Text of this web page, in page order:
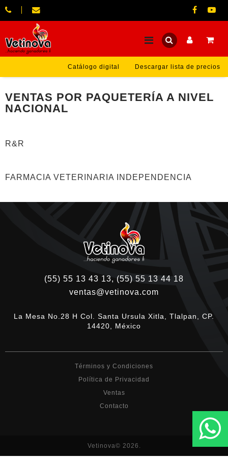
Catálogo digital Descargar lista de precios
VENTAS POR PAQUETERÍA A NIVEL
NACIONAL
R&R
FARMACIA VETERINARIA INDEPENDENCIA
(55) 55 13 43 13, (55) 55 13 44 18
ventas@vetinova.com
La Mesa No.28 H Col. Santa Ursula Xitla, Tlalpan, CP.
14420, México
Términos y Condiciones
Política de Privacidad
Ventas
Contacto
Vetinova© 2026.